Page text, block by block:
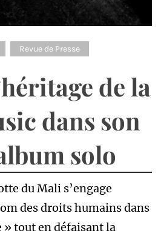
Revue de Presse
de la
dans son
solo
du Mali s’engage
des droits humains dans
» tout en défaisant la